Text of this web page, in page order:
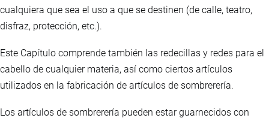
cualquiera que sea el uso a que se destinen (de calle, teatro,
disfraz, protección, etc.).
Este Capítulo comprende también las redecillas y redes para el
cabello de cualquier materia, así como ciertos artículos
utilizados en la fabricación de artículos de sombrerería.
Los artículos de sombrerería pueden estar guarnecidos con